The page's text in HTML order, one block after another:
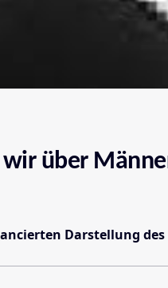
wir über
Darstellung